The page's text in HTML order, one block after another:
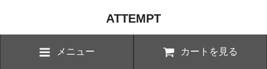
ATTEMPT
メニュー カートを見る